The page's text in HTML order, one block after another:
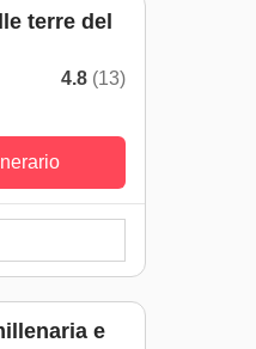
terre del
4.8 (13)
e